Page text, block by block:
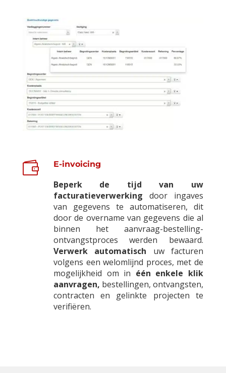
 E-invoicing
Beperk de tijd van uw
facturatieverwerking door ingaves
van gegevens te automatiseren, dit
door de overname van gegevens die al
binnen het aanvraag-bestelling-
ontvangstproces werden bewaard.
Verwerk automatisch uw facturen
volgens een welomlijnd proces, met de
mogelijkheid om in één enkele klik
aanvragen, bestellingen, ontvangsten,
contracten en gelinkte projecten te
verifiëren.